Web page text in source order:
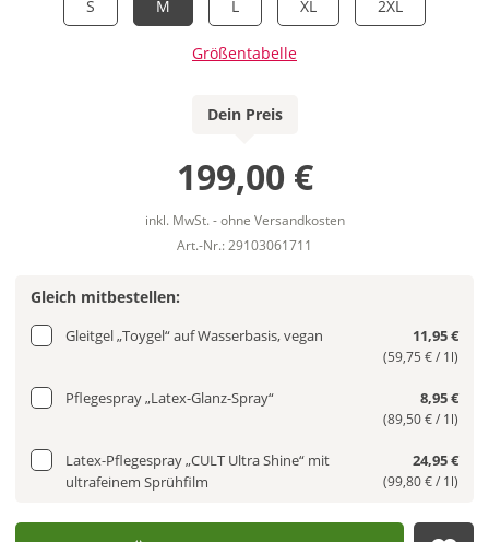
S M L XL 2XL
Größentabelle
Dein Preis
199,00 €
inkl. MwSt. - ohne Versandkosten
Art.-Nr.: 29103061711
Gleich mitbestellen:
Gleitgel „Toygel“ auf Wasserbasis, vegan 11,95 €
(59,75 € / 1l)
Pflegespray „Latex-Glanz-Spray“ 8,95 €
(89,50 € / 1l)
Latex-Pflegespray „CULT Ultra Shine“ mit
ultrafeinem Sprühfilm
24,95 €
(99,80 € / 1l)